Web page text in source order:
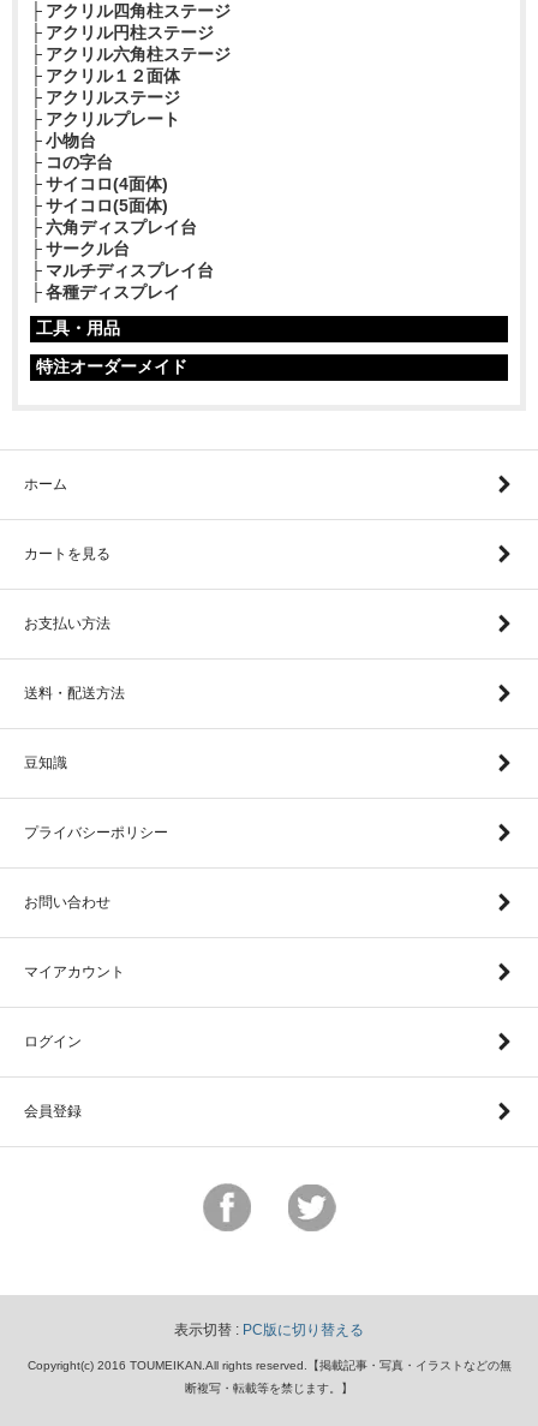
アクリル四角柱ステージ
アクリル円柱ステージ
アクリル六角柱ステージ
アクリル１２面体
アクリルステージ
アクリルプレート
小物台
コの字台
サイコロ(4面体)
サイコロ(5面体)
六角ディスプレイ台
サークル台
マルチディスプレイ台
各種ディスプレイ
工具・用品
特注オーダーメイド
ホーム
カートを見る
お支払い方法
送料・配送方法
豆知識
プライバシーポリシー
お問い合わせ
マイアカウント
ログイン
会員登録
表示切替 : PC版に切り替える
Copyright(c) 2016 TOUMEIKAN.All rights reserved.【掲載記事・写真・イラストなどの無
断複写・転載等を禁じます。】